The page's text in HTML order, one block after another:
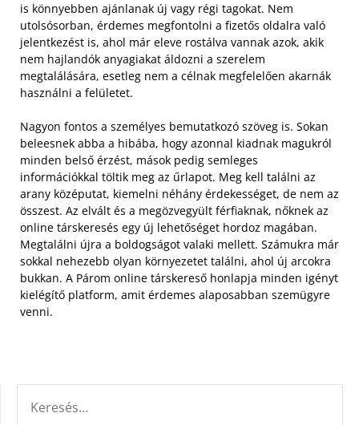
is könnyebben ajánlanak új vagy régi tagokat. Nem
utolsósorban, érdemes megfontolni a fizetős oldalra való
jelentkezést is, ahol már eleve rostálva vannak azok, akik
nem hajlandók anyagiakat áldozni a szerelem
megtalálására, esetleg nem a célnak megfelelően akarnák
használni a felületet.
Nagyon fontos a személyes bemutatkozó szöveg is. Sokan
beleesnek abba a hibába, hogy azonnal kiadnak magukról
minden belső érzést, mások pedig semleges
információkkal töltik meg az űrlapot. Meg kell találni az
arany középutat, kiemelni néhány érdekességet, de nem az
összest. Az elvált és a megözvegyült férfiaknak, nőknek az
online társkeresés egy új lehetőséget hordoz magában.
Megtalálni újra a boldogságot valaki mellett. Számukra már
sokkal nehezebb olyan környezetet találni, ahol új arcokra
bukkan. A Párom online társkereső honlapja minden igényt
kielégítő platform, amit érdemes alaposabban szemügyre
venni.